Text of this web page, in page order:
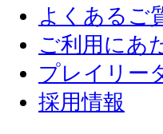
よくあるご
ご利用にあ
プレイリー
採用情報